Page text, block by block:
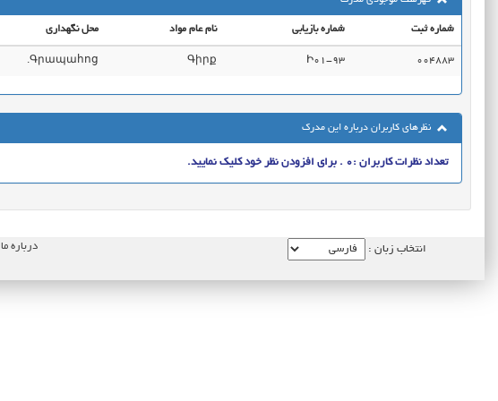
شماره ثبت شماره بازیابی نام عام مواد محل نگهداری
004883
Ի01-93
Գիրք
Գրապահոց.
نظرهای کاربران درباره این مدرک
تعداد نظرات کاربران :0 . برای افزودن نظر خود کلیک نمایید.
درباره ما انتخاب زبان :